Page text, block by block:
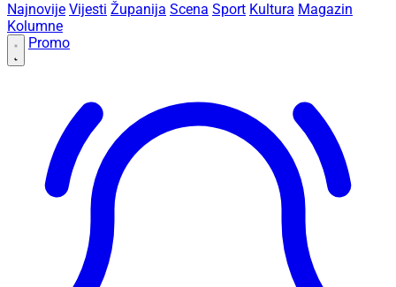
Najnovije Vijesti Županija Scena Sport Kultura Magazin
Kolumne
Promo